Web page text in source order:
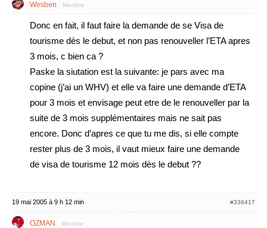
Winiben Membre
Donc en fait, il faut faire la demande de se Visa de
tourisme dès le debut, et non pas renouveller l’ETA apres
3 mois, c bien ca ?
Paske la siutation est la suivante: je pars avec ma
copine (j’ai un WHV) et elle va faire une demande d’ETA
pour 3 mois et envisage peut etre de le renouveller par la
suite de 3 mois supplémentaires mais ne sait pas
encore. Donc d’apres ce que tu me dis, si elle compte
rester plus de 3 mois, il vaut mieux faire une demande
de visa de tourisme 12 mois dès le debut ??
19 mai 2005 à 9 h 12 min #336417
OZMAN Membre